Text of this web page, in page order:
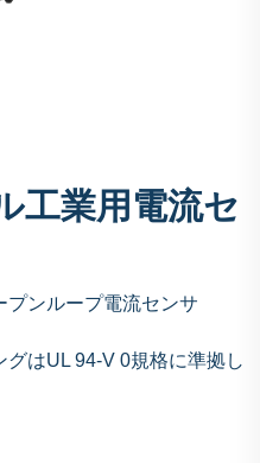
工業用電流セ
プンループ電流センサ
はUL 94-V 0規格に準拠し